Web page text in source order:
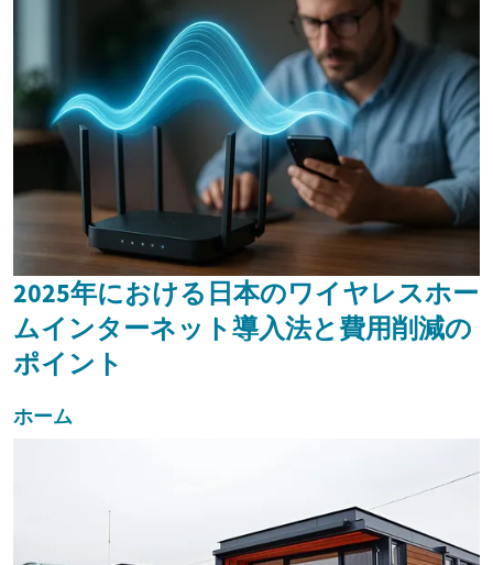
2025年における日本のワイヤレスホー
ムインターネット導入法と費用削減の
ポイント
ホーム